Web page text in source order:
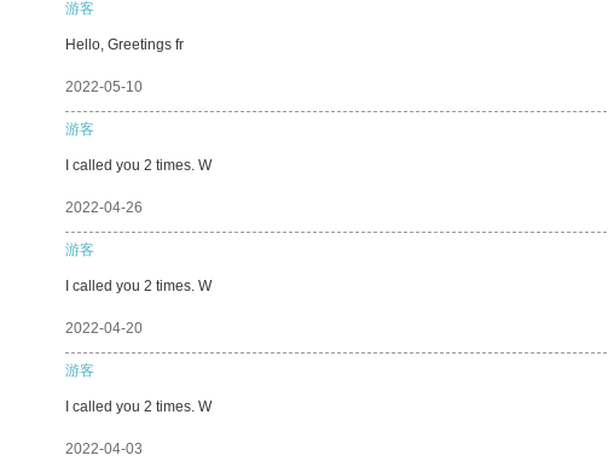
游客
Hello, Greetings fr
2022-05-10
游客
I called you 2 times. W
2022-04-26
游客
I called you 2 times. W
2022-04-20
游客
I called you 2 times. W
2022-04-03